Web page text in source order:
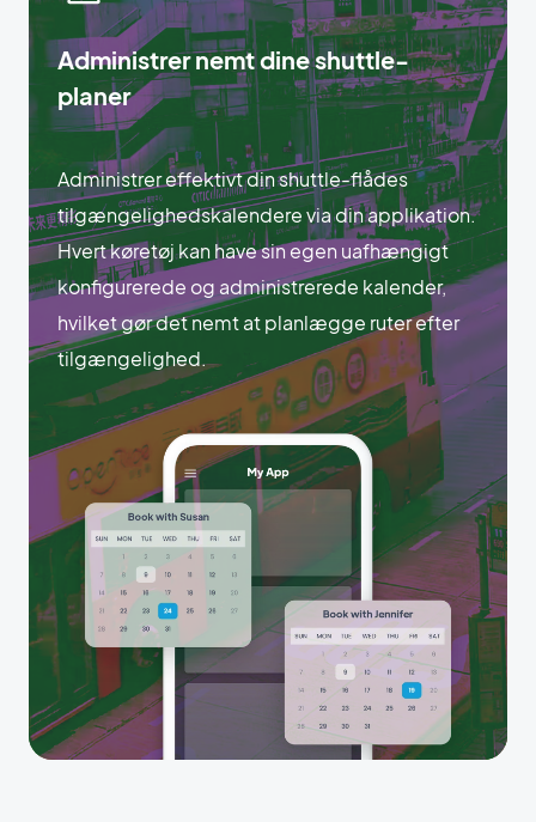
Administrer nemt dine shuttle-
planer
Administrer effektivt din shuttle-flådes
tilgængelighedskalendere via din applikation.
Hvert køretøj kan have sin egen uafhængigt
konfigurerede og administrerede kalender,
hvilket gør det nemt at planlægge ruter efter
tilgængelighed.